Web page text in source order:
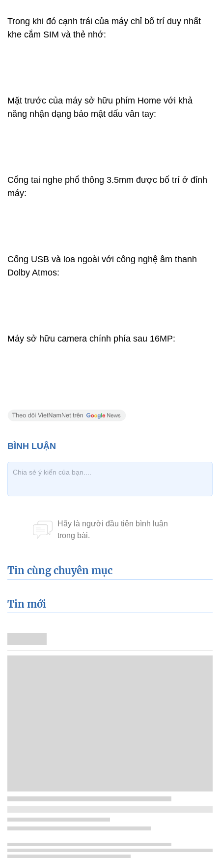
Trong khi đó cạnh trái của máy chỉ bố trí duy nhất
khe cắm SIM và thẻ nhớ:
Mặt trước của máy sở hữu phím Home với khả
năng nhận dạng bảo mật dấu vân tay:
Cổng tai nghe phổ thông 3.5mm được bố trí ở đỉnh
máy:
Cổng USB và loa ngoài với công nghệ âm thanh
Dolby Atmos:
Máy sở hữu camera chính phía sau 16MP:
Tin cùng chuyên mục
Tin mới